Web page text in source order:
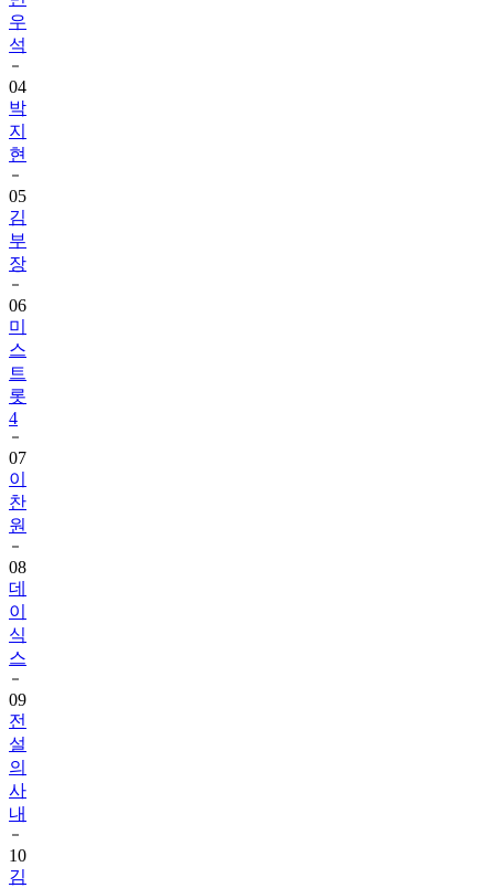
우
석
04
박
지
현
05
김
부
장
06
미
스
트
롯
4
07
이
찬
원
08
데
이
식
스
09
전
설
의
사
내
10
김